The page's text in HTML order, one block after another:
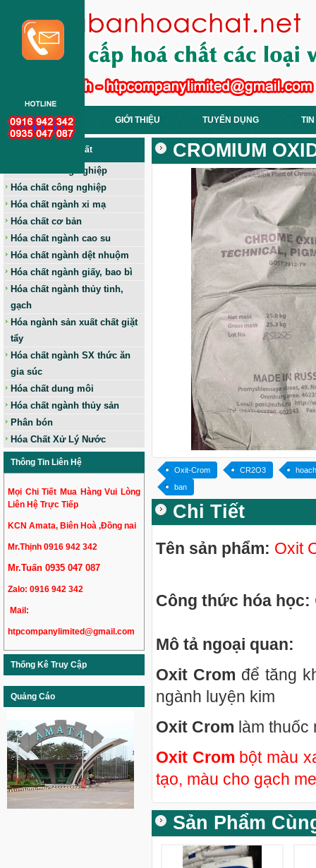
TRANG CHỦ GIỚI THIỆU TUYỂN DỤNG
Các Loại Hoá Chất
Hóa chất nông nghiệp
Hóa chất công nghiệp
Hóa chất ngành xi mạ
Hóa chất cơ bản
Hóa chất ngành cao su
Hóa chất ngành dệt nhuộm
Hóa chất ngành giấy, bao bì
Hóa chất ngành thủy tinh,
gạch
Hóa ngành sản xuất chất giặt
tẩy
Hóa chất ngành SX thức ăn
gia súc
Hóa chất dung môi
Hóa chất ngành thủy sản
Phân bón
Hóa Chất Xử Lý Nước
Thông Tin Liên Hệ
Mọi Chi Tiết Mua Hàng Vui Lòng
Liên Hệ Trực Tiếp
KCN Amata, Biên Hoà ,Đồng nai
Mr.Thịnh 0916 942 342
Mr.Tuấn 0935 047 087
Zalo: 0916 942 342
Mail:
htpcompanylimited@gmail.com
Thống Kê Truy Cập
Quảng Cáo
CROMIUM
Oxit-Crom CR2O3
ban
Chi Tiết
Tên sản phẩm: Oxit
Công thức hóa học:
Mô tả ngoại quan:
Oxit Crom để tăng
ngành luyện kim
Oxit Crom làm thuốc
Oxit Crom bột màu
tạo, màu cho gạch
Sản Phẩm